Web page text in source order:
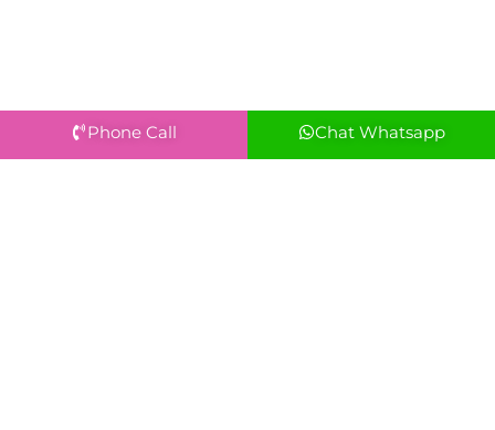
Phone Call Chat Whatsapp